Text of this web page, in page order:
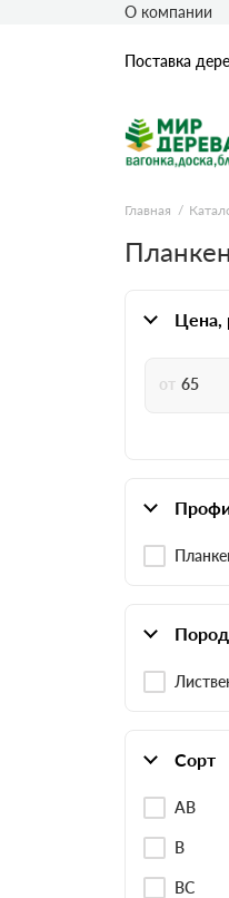
Поставка
Имитация
Крашеная
Террасная
О компании
Главная
Цена,
Сорт
AB
B
BC